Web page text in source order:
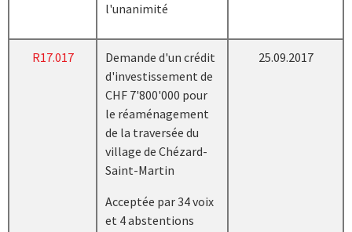
l'unanimité
R17.017
Demande d'un crédit
d'investissement de
CHF 7'800'000 pour
le réaménagement
de la traversée du
village de Chézard-
Saint-Martin
Acceptée par 34 voix
et 4 abstentions
25.09.2017